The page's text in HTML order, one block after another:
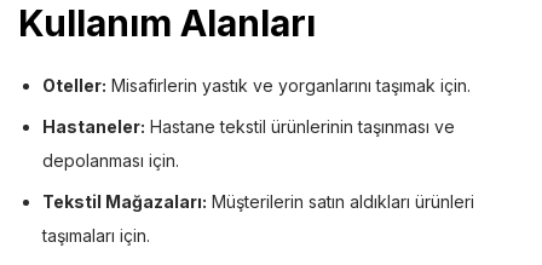
Kullanım Alanları
Oteller: Misafirlerin yastık ve yorganlarını taşımak için.
Hastaneler: Hastane tekstil ürünlerinin taşınması ve
depolanması için.
Tekstil Mağazaları: Müşterilerin satın aldıkları ürünleri
taşımaları için.